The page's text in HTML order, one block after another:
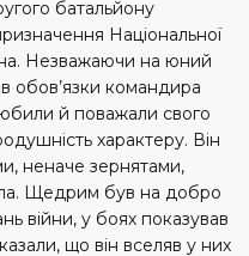
батальйону
Національної
Незважаючи на юний
обов’язки командира
й поважали свого
характеру. Він
неначе зернятами,
Щедрим був на добро
війни, у боях показував
що він вселяв у них